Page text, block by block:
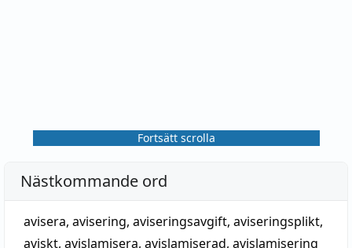
Fortsätt scrolla
Nästkommande ord
avisera, avisering, aviseringsavgift, aviseringsplikt,
aviskt, avislamisera, avislamiserad, avislamisering